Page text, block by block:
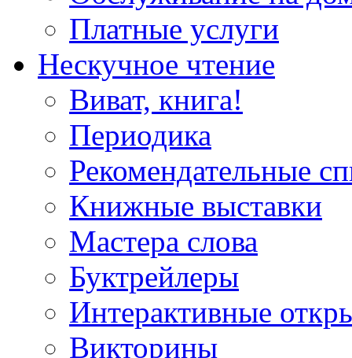
Платные услуги
Нескучное чтение
Виват, книга!
Периодика
Рекомендательные
Книжные выставки
Мастера слова
Буктрейлеры
Интерактивные
Викторины